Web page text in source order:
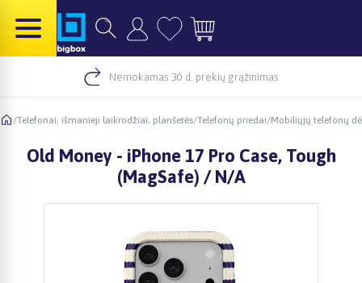
Nemokamas 30 d. prekių grąžinimas
/Telefonai, išmanieji laikrodžiai, planšetės/Telefonų priedai/Mobiliųjų telefonų
Old Money - iPhone 17 Pro Case, Tough
(MagSafe) / N/A